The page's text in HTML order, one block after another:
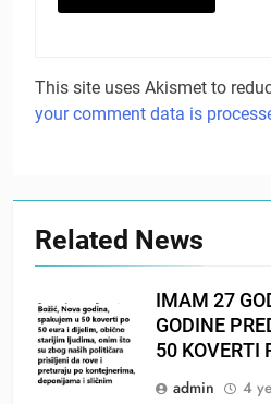
This site uses Akismet to
your comment data is
Related News
IMAM 27
GODINE
50 KOVERTI
admin
4